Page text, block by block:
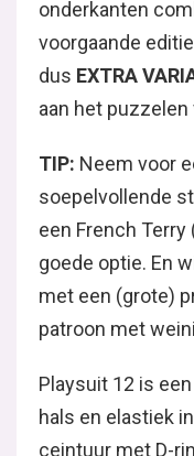
onderkanten
voorgaande
dus EXTRA
aan het
TIP: Neem voor
soepelvollende
een French
goede optie. En
met een (grote)
patroon met
Playsuit 12 is
hals en elastiek
ceintuur met D-